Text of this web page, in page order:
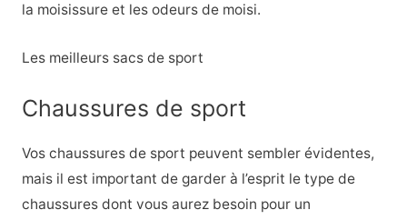
la moisissure et les odeurs de moisi.
Les meilleurs sacs de sport
Chaussures de sport
Vos chaussures de sport peuvent sembler évidentes,
mais il est important de garder à l’esprit le type de
chaussures dont vous aurez besoin pour un